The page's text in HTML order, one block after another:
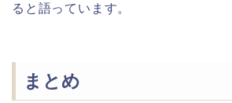
ると語っています。
まとめ